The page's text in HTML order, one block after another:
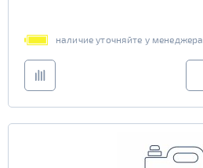
наличие уточняйте у менеджера